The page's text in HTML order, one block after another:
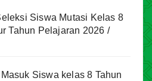
Siswa Mutasi Kelas 8
Tahun Pelajaran 2026 /
Siswa kelas 8 Tahun